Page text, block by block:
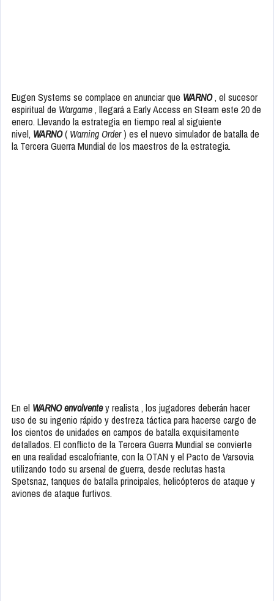
Eugen Systems se complace en anunciar que WARNO, el sucesor
espiritual de Wargame, llegará a Early Access en Steam este 20 de
enero. Llevando la estrategia en tiempo real al siguiente
nivel, WARNO( Warning Order) es el nuevo simulador de batalla de
la Tercera Guerra Mundial de los maestros de la estrategia.
En el WARNO envolventey realista , los jugadores deberán hacer
uso de su ingenio rápido y destreza táctica para hacerse cargo de
los cientos de unidades en campos de batalla exquisitamente
detallados. El conflicto de la Tercera Guerra Mundial se convierte
en una realidad escalofriante, con la OTAN y el Pacto de Varsovia
utilizando todo su arsenal de guerra, desde reclutas hasta
Spetsnaz, tanques de batalla principales, helicópteros de ataque y
aviones de ataque furtivos.